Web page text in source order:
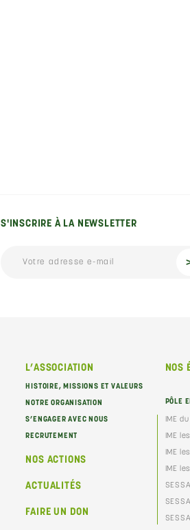
S'INSCRIRE À LA NEWSLETTER
L’ASSOCIATION
HISTOIRE, MISSIONS ET VALEURS
NOTRE ORGANISATION
S’ENGAGER AVEC NOUS
RECRUTEMENT
NOS ACTIONS
ACTUALITÉS
FAIRE UN DON
NOS
PÔLE
IME
IME
IME
IME